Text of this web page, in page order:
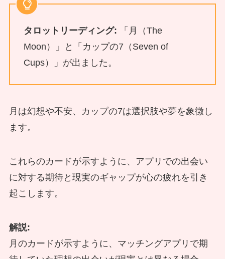
タロットリーディング: 「月（The
Moon）」と「カップの7（Seven of
Cups）」が出ました。
月は幻想や不安、カップの7は選択肢や夢を象徴し
ます。
これらのカードが示すように、アプリでの出会い
に対する期待と現実のギャップが心の疲れを引き
起こします。
解説:
月のカードが示すように、マッチングアプリで期